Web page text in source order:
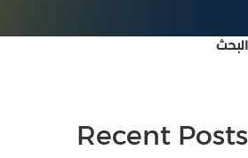
البحث
Recent Posts